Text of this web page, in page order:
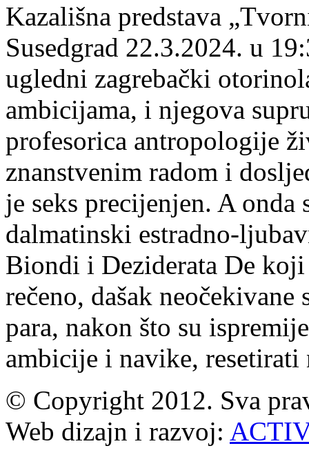
Kazališna predstava
Susedgrad 22.3.2024. u
ugledni zagrebački
ambicijama, i njegova
profesorica antropologije
znanstvenim radom i
je seks precijenjen. A onda
dalmatinski estradno-
Biondi i Deziderata De
rečeno, dašak
para, nakon što su
ambicije i navike, resetirati
© Copyright 2012. Sva
Web dizajn i razvoj: